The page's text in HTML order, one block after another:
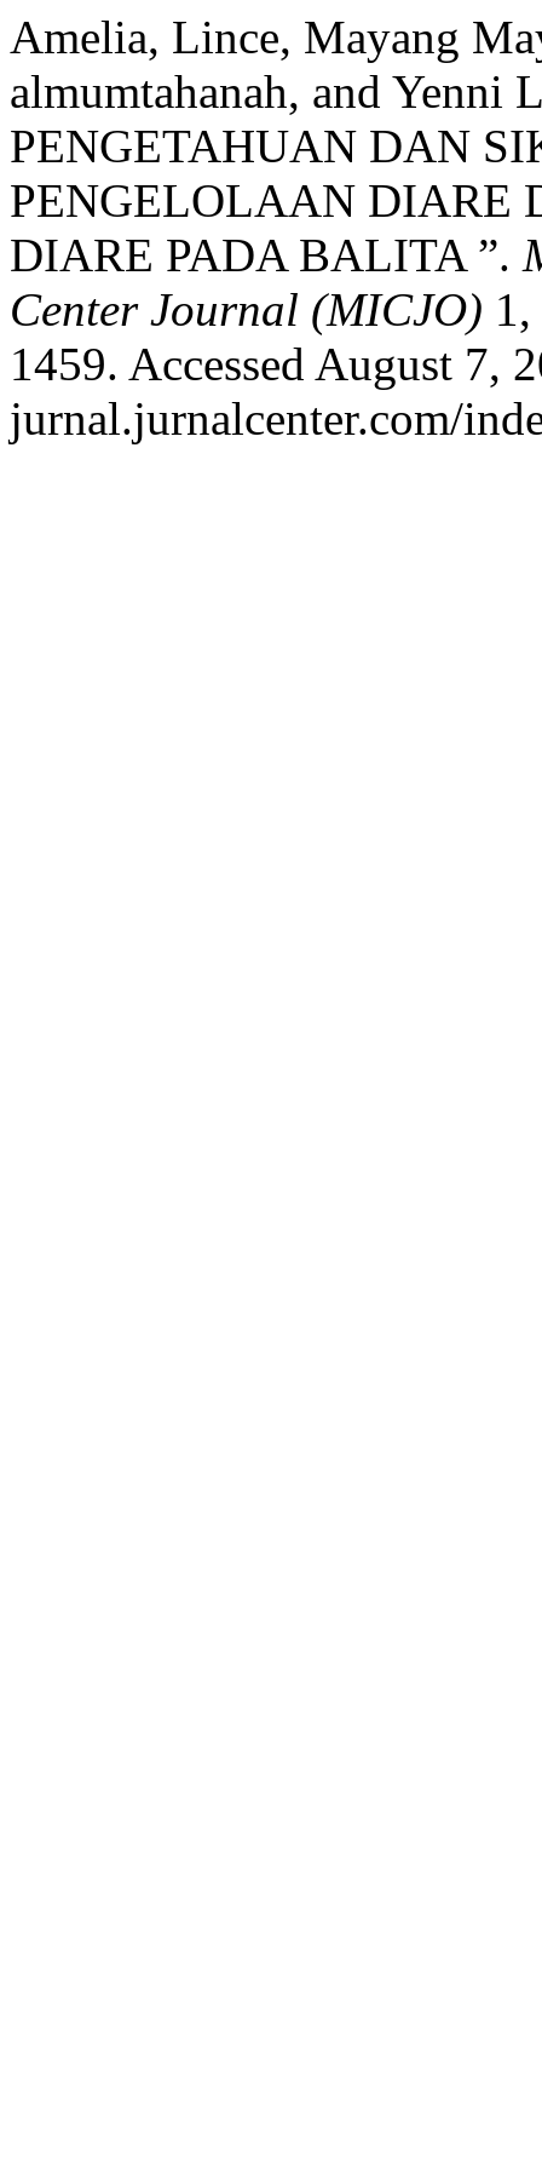
Amelia, Lince, Mayang
almumtahanah, and
PENGETAHUAN DAN
PENGELOLAAN DIARE
DIARE PADA BALITA ”.
Center Journal (MICJO)
1459. Accessed August 7,
jurnal.jurnalcenter.com/